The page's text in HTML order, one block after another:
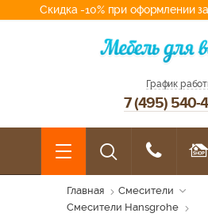
Скидка -10% при оформлении
График
7 (495) 540-
Главная
Смесители
Смесители Hansgrohe